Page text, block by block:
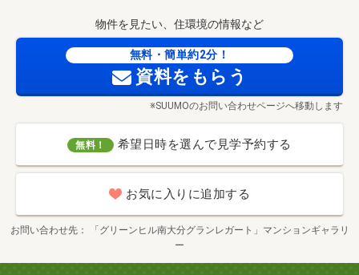
物件を見たい、住環境の情報など
無料・簡単約2分！
資料をもらう
※SUUMOのお問い合わせページへ移動します
無料！ 希望日時を選んで見学予約する
お気に入りに追加する
お問い合わせ先
「グリーンヒル南大分グランレガート」マンションギャラリ
ー